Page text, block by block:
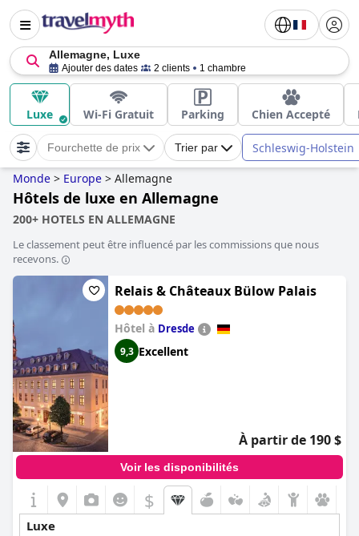
Allemagne, Luxe
Ajouter des dates 2 clients 1 chambre
Luxe Wi-Fi Gratuit Parking Chien Accepté
Fourchette de prix Trier par Schleswig-Holstein
Monde > Europe > Allemagne
Hôtels de luxe en Allemagne
200+ HOTELS EN ALLEMAGNE
Le classement peut être influencé par les commissions que nous
recevons.
Relais & Châteaux Bülow Palais
Hôtel à Dresde
9,3 Excellent
À partir de 190 $
Voir les disponibilités
$
Luxe